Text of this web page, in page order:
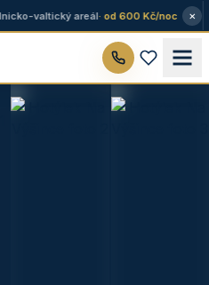
valtický areál· od 600 Kč/noc ×